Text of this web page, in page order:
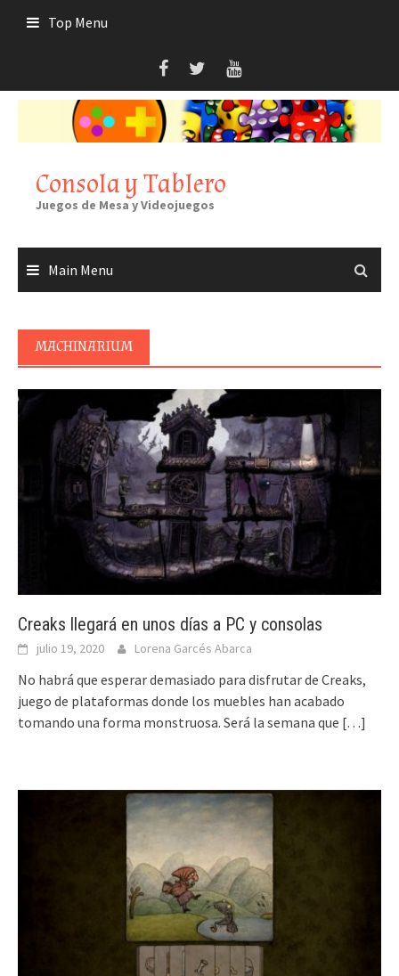
Top Menu
Consola y Tablero
Juegos de Mesa y Videojuegos
Main Menu
MACHINARIUM
Creaks llegará en unos días a PC y consolas
julio 19, 2020 Lorena Garcés Abarca
No habrá que esperar demasiado para disfrutar de Creaks,
juego de plataformas donde los muebles han acabado
tomando una forma monstruosa. Será la semana que […]